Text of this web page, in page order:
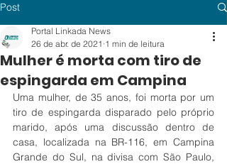
Post
Mulher é morta com tiro de
espingarda em Campina
Portal Linkada News
26 de abr. de 2021 1 min de leitura
Uma mulher, de 35 anos, foi morta por um
tiro de espingarda disparado pelo próprio
marido, após uma discussão dentro de
casa, localizada na BR-116, em Campina
Grande do Sul, na divisa com São Paulo,